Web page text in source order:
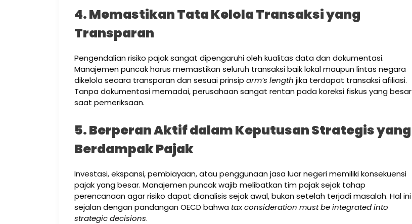
4. Memastikan Tata Kelola Transaksi yang
Transparan
Pengendalian risiko pajak sangat dipengaruhi oleh kualitas data dan dokumentasi.
Manajemen puncak harus memastikan seluruh transaksi baik lokal maupun lintas negara
dikelola secara transparan dan sesuai prinsip arm’s length jika terdapat transaksi afiliasi.
Tanpa dokumentasi memadai, perusahaan sangat rentan pada koreksi fiskus yang besar
saat pemeriksaan.
5. Berperan Aktif dalam Keputusan Strategis yang
Berdampak Pajak
Investasi, ekspansi, pembiayaan, atau penggunaan jasa luar negeri memiliki konsekuensi
pajak yang besar. Manajemen puncak wajib melibatkan tim pajak sejak tahap
perencanaan agar risiko dapat dianalisis sejak awal, bukan setelah terjadi masalah. Hal ini
sejalan dengan pandangan OECD bahwa tax consideration must be integrated into
strategic decisions.